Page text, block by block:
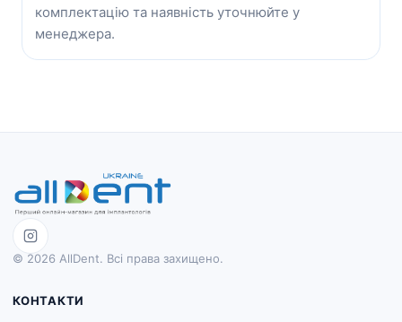
комплектацію та наявність уточнюйте у
менеджера.
© 2026 AllDent. Всі права захищено.
КОНТАКТИ